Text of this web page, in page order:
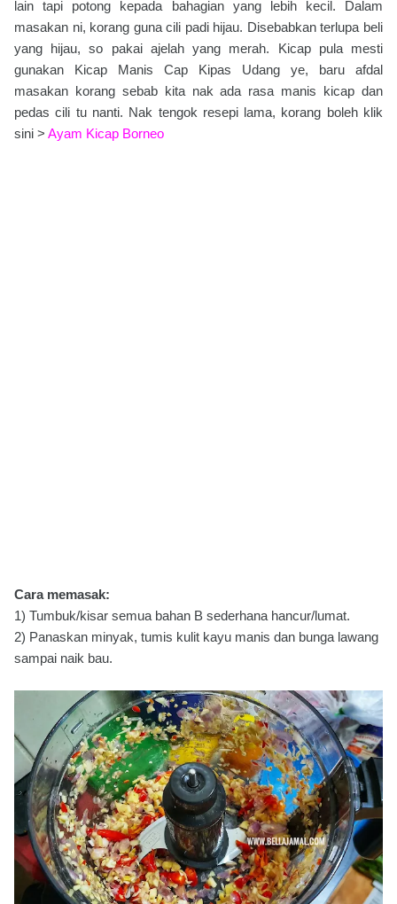
lain tapi potong kepada bahagian yang lebih kecil. Dalam
masakan ni, korang guna cili padi hijau. Disebabkan terlupa beli
yang hijau, so pakai ajelah yang merah. Kicap pula mesti
gunakan Kicap Manis Cap Kipas Udang ye, baru afdal
masakan korang sebab kita nak ada rasa manis kicap dan
pedas cili tu nanti. Nak tengok resepi lama, korang boleh klik
sini > Ayam Kicap Borneo
Cara memasak:
1) Tumbuk/kisar semua bahan B sederhana hancur/lumat.
2) Panaskan minyak, tumis kulit kayu manis dan bunga lawang
sampai naik bau.